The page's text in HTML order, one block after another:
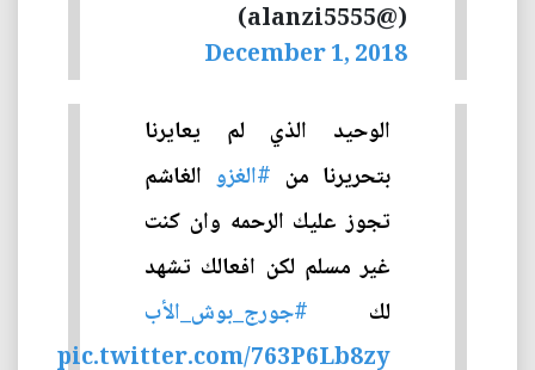
(@alanzi5555)
December 1, 2018
الوحيد الذي لم يعايرنا
بتحريرنا من #الغزو الغاشم
تجوز عليك الرحمه وان كنت
غير مسلم لكن افعالك تشهد
لك #جورج_بوش_الأب
pic.twitter.com/763P6Lb8zy